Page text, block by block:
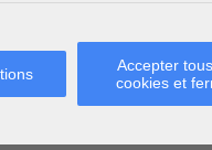
Accepter
cookies et
d’une manière
qu’il en soit, la faute